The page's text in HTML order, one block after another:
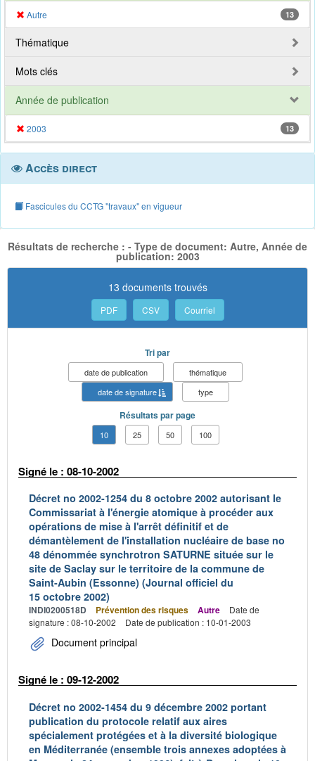
Autre 13
Thématique
Mots clés
Année de publication
2003 13
Accès direct
Fascicules du CCTG "travaux" en vigueur
Résultats de recherche : - Type de document: Autre, Année de
publication: 2003
13 documents trouvés
PDF CSV Courriel
Tri par
date de publication
thématique
date de signature
type
Résultats par page
10 25 50 100
Signé le : 08-10-2002
Décret no 2002-1254 du 8 octobre 2002 autorisant le
Commissariat à l'énergie atomique à procéder aux
opérations de mise à l'arrêt définitif et de
démantèlement de l'installation nucléaire de base no
48 dénommée synchrotron SATURNE située sur le
site de Saclay sur le territoire de la commune de
Saint-Aubin (Essonne) (Journal officiel du
15 octobre 2002)
INDI0200518D Prévention des risques Autre
Date de
signature : 08-10-2002
Date de publication : 10-01-2003
Document principal
Signé le : 09-12-2002
Décret no 2002-1454 du 9 décembre 2002 portant
publication du protocole relatif aux aires
spécialement protégées et à la diversité biologique
en Méditerranée (ensemble trois annexes adoptées à